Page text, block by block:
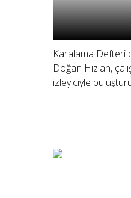
Karalama Defteri
Doğan Hızlan,
izleyiciyle